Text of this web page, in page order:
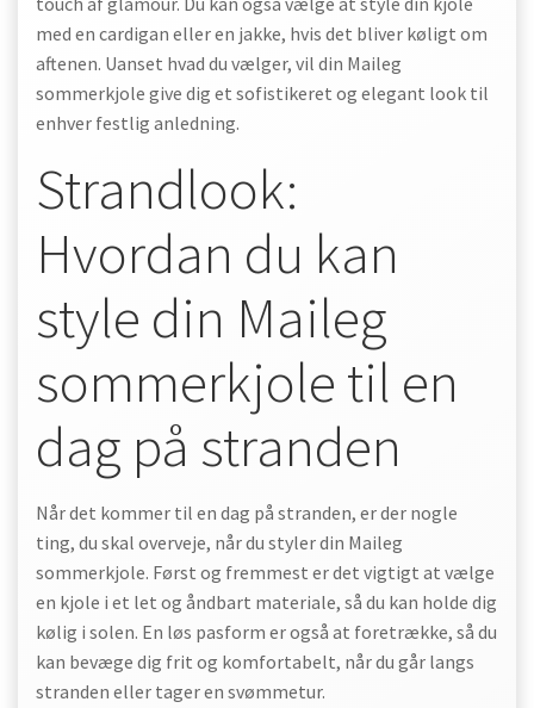
med en cardigan eller en jakke, hvis det bliver køligt om
aftenen. Uanset hvad du vælger, vil din Maileg
sommerkjole give dig et sofistikeret og elegant look til
enhver festlig anledning.
Strandlook:
Hvordan du kan
style din Maileg
sommerkjole til en
dag på stranden
Når det kommer til en dag på stranden, er der nogle
ting, du skal overveje, når du styler din Maileg
sommerkjole. Først og fremmest er det vigtigt at vælge
en kjole i et let og åndbart materiale, så du kan holde dig
kølig i solen. En løs pasform er også at foretrække, så du
kan bevæge dig frit og komfortabelt, når du går langs
stranden eller tager en svømmetur.